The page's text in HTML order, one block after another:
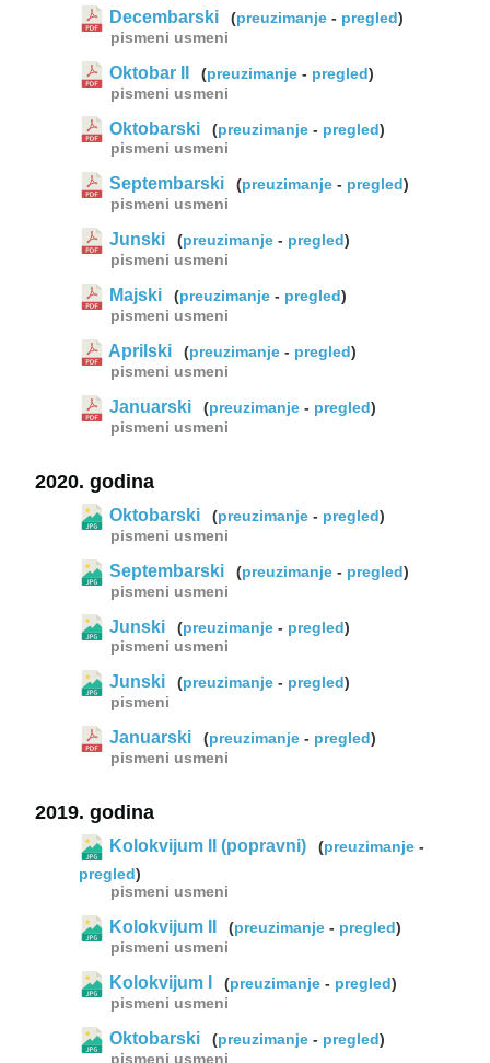
Decembarski (preuzimanje - pregled)
pismeni usmeni
Oktobar II (preuzimanje - pregled)
pismeni usmeni
Oktobarski (preuzimanje - pregled)
pismeni usmeni
Septembarski (preuzimanje - pregled)
pismeni usmeni
Junski (preuzimanje - pregled)
pismeni usmeni
Majski (preuzimanje - pregled)
pismeni usmeni
Aprilski (preuzimanje - pregled)
pismeni usmeni
Januarski (preuzimanje - pregled)
pismeni usmeni
2020. godina
Oktobarski (preuzimanje - pregled)
pismeni usmeni
Septembarski (preuzimanje - pregled)
pismeni usmeni
Junski (preuzimanje - pregled)
pismeni usmeni
Junski (preuzimanje - pregled)
pismeni
Januarski (preuzimanje - pregled)
pismeni usmeni
2019. godina
Kolokvijum II (popravni) (preuzimanje -
pregled)
pismeni usmeni
Kolokvijum II (preuzimanje - pregled)
pismeni usmeni
Kolokvijum I (preuzimanje - pregled)
pismeni usmeni
Oktobarski (preuzimanje - pregled)
pismeni usmeni